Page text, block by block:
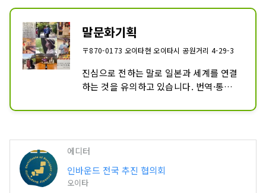
말문화기획
〒870-0173 오이타현 오이타시 공원거리 4-29-3
진심으로 전하는 말로 일본과 세계를 연결
하는 것을 유의하고 있습니다. 번역·통역,
실시하고 있습니다. 정성심의로 모든 업무
고객의 요구에 맞추어 전력으로 서포트합
니다. 특히 프라이빗 투어, 수학 여행, 각
업계 교류 투어에 있어서의 기획·조성·수
배·실행 일관해 실시합니다.
에디터
인바운드 전국 추진 협의회
오이타